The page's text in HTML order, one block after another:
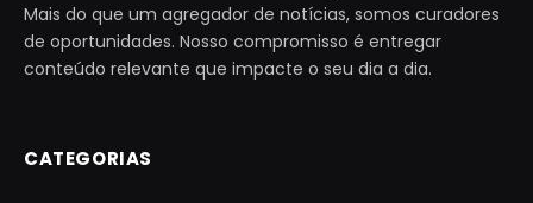
Mais do que um agregador de notícias, somos curadores
de oportunidades. Nosso compromisso é entregar
conteúdo relevante que impacte o seu dia a dia.
CATEGORIAS